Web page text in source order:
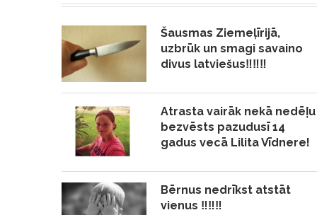
Šausmas Ziemeļīrijā,
uzbrūk un smagi savaino
divus latviešus‼️‼️‼️
Atrasta vairāk nekā nedēļu
bezvēsts pazudusī 14
gadus vecā Lilita Vīdnere!
Bērnus nedrīkst atstāt
vienus ‼️‼️‼️